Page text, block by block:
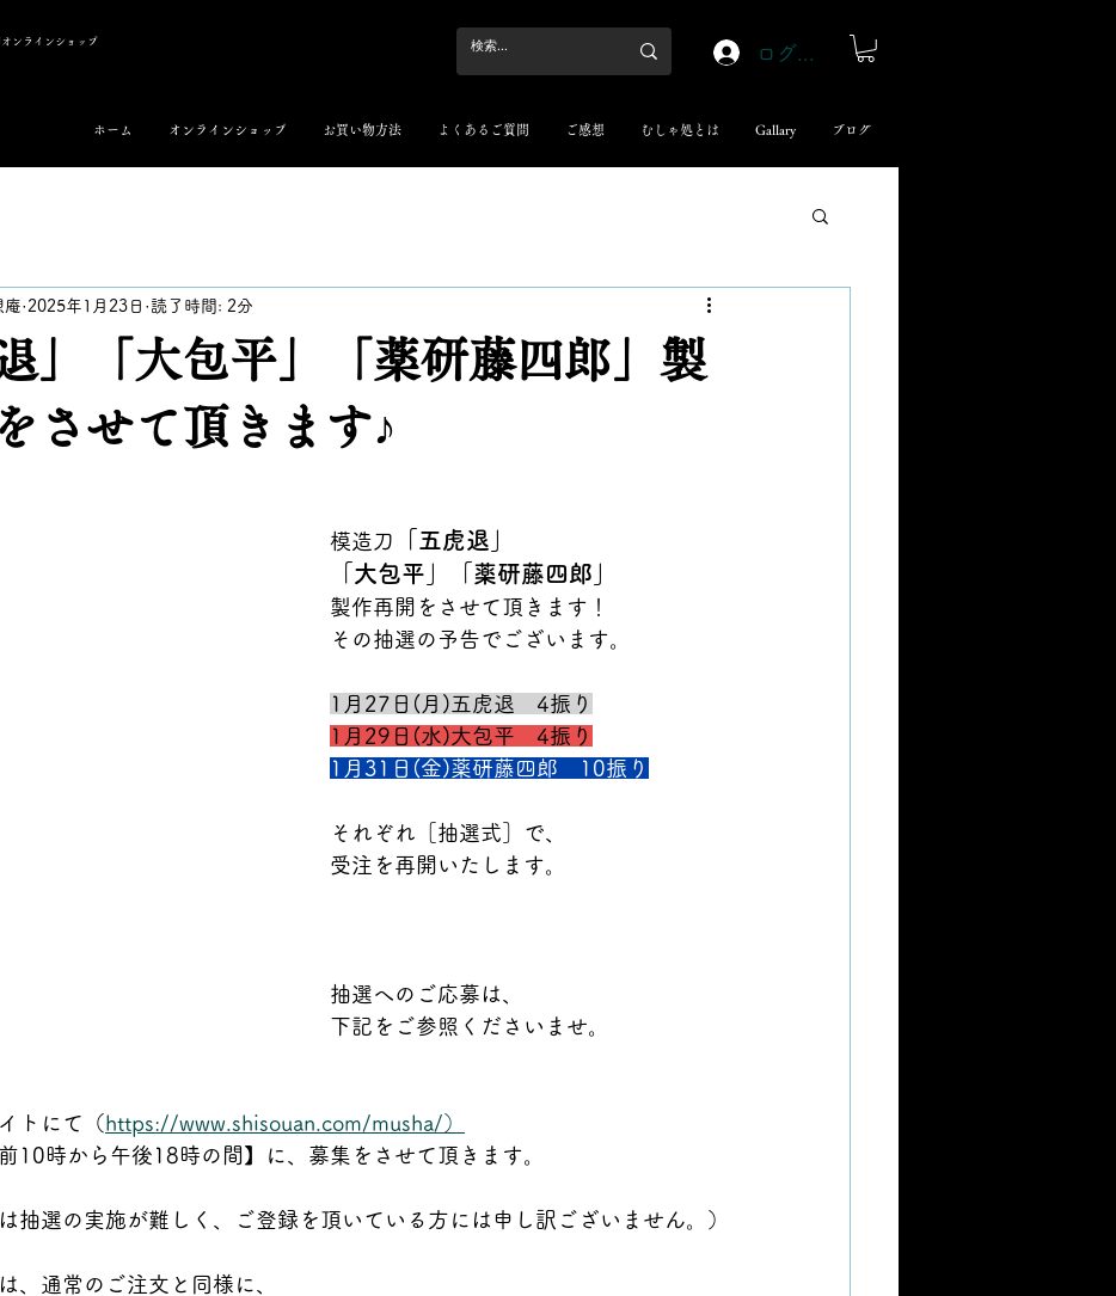
ンラインショップ
ログイン
ホーム オンラインショップ お買い物方法 よくあるご質問 ご感想 むしゃ処とは Gallary ブログ
」「大包平」「薬研藤四郎」製
させて頂きます♪
庵 2025年1月23日 読了時間: 2分
模造刀
「五虎退」
「大包平」「薬研藤四郎」
製作再開をさせて頂きます！
その抽選の予告でございます。
1月27日(月)五虎退　4振り
1月29日(水)大包平　4振り
1月31日(金)薬研藤四郎　10振り
それぞれ［抽選式］で、
受注を再開いたします。
抽選へのご応募は、
下記をご参照くださいませ。
トにて（https://www.shisouan.com/musha/）
10時から午後18時の間】に、募集をさせて頂きます。
抽選の実施が難しく、ご登録を頂いている方には申し訳ございません。）
、通常のご注文と同様に、